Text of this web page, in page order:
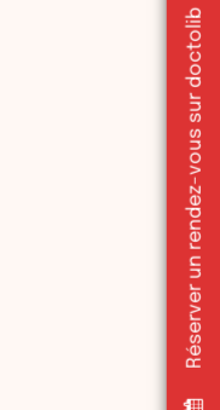
Réserver un rendez-vous sur doctolib